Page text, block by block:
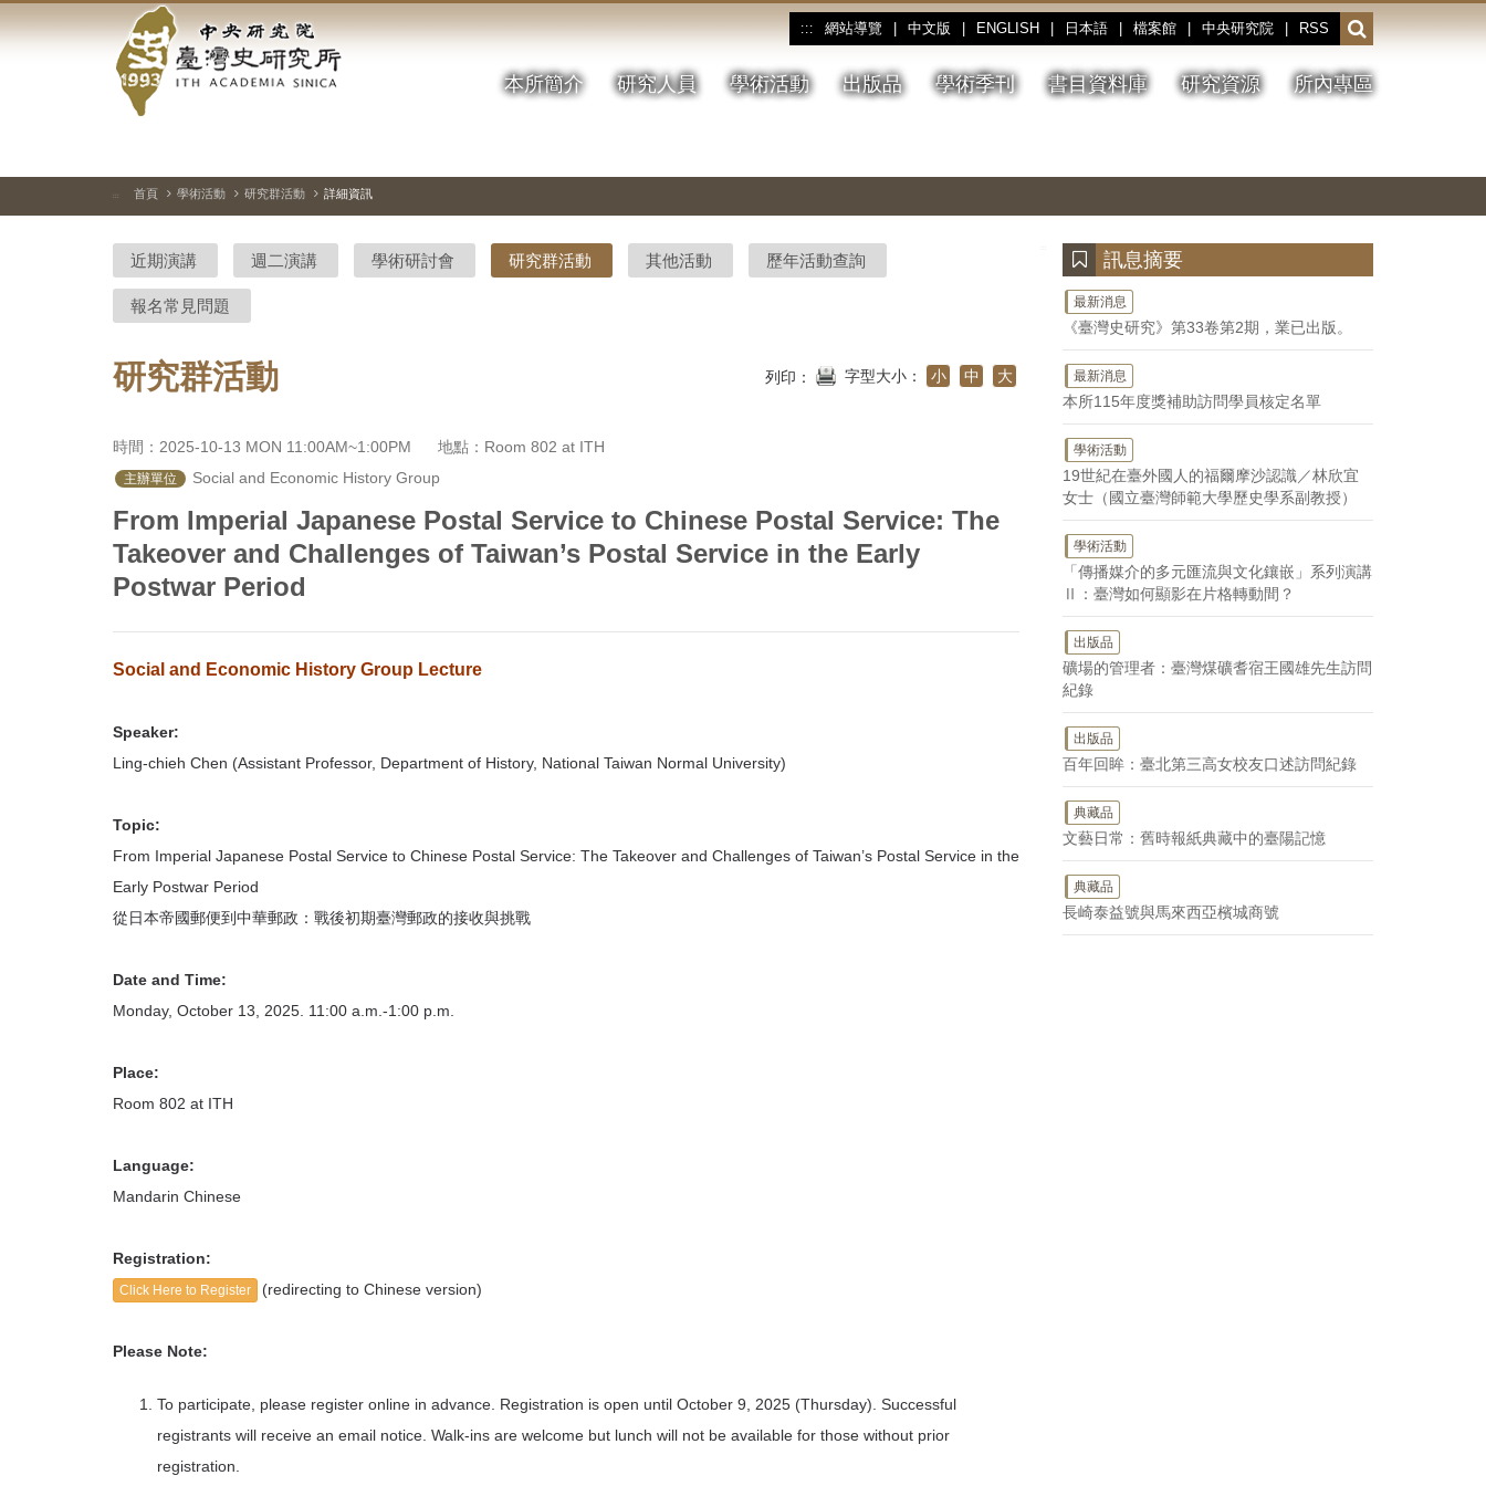
到
中
央
研
院-
臺
灣
史
研
所-
首
頁
::: 網站導覽 中文版 ENGLISH 日本語 檔案館 中央研究院 RSS
開
啟
或
收
本所簡介 研究人員 學術活動 出版品 學術季刊 書目資料庫 研究資源 所內專區
停、
圖
圖
結
::: 首頁 學術活動 研究群活動 詳細資訊
近期演講 週二演講 學術研討會 研究群活動 其他活動 歷年活動查詢
報名常見問題
研究群活動 列印： 字型大小： 小 中 大
時間：2025-10-13 MON 11:00AM~1:00PM 地點：Room 802 at ITH
主辦單位 Social and Economic History Group
From Imperial Japanese Postal Service to Chinese Postal Service: The
Takeover and Challenges of Taiwan’s Postal Service in the Early
Postwar Period
Social and Economic History Group Lecture
Speaker:
Ling-chieh Chen (Assistant Professor, Department of History, National Taiwan Normal University)
Topic:
From Imperial Japanese Postal Service to Chinese Postal Service: The Takeover and Challenges of Taiwan’s Postal Service in the
Early Postwar Period
從日本帝國郵便到中華郵政：戰後初期臺灣郵政的接收與挑戰
Date and Time:
Monday, October 13, 2025. 11:00 a.m.-1:00 p.m.
Place:
Room 802 at ITH
Language:
Mandarin Chinese
Registration:
Click Here to Register (redirecting to Chinese version)
Please Note:
To participate, please register online in advance. Registration is open until October 9, 2025 (Thursday). Successful
registrants will receive an email notice. Walk-ins are welcome but lunch will not be available for those without prior
registration.
訊息摘要
最新消息
《臺灣史研究》第33卷第2期，業已出版。
最新消息
本所115年度獎補助訪問學員核定名單
學術活動
19世紀在臺外國人的福爾摩沙認識／林欣宜
女士（國立臺灣師範大學歷史學系副教授）
學術活動
「傳播媒介的多元匯流與文化鑲嵌」系列演講
Ⅱ：臺灣如何顯影在片格轉動間？
出版品
礦場的管理者：臺灣煤礦耆宿王國雄先生訪問
紀錄
出版品
百年回眸：臺北第三高女校友口述訪問紀錄
典藏品
文藝日常：舊時報紙典藏中的臺陽記憶
典藏品
長崎泰益號與馬來西亞檳城商號